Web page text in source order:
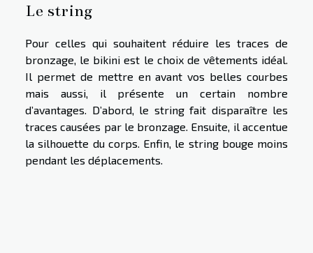
Le string
Pour celles qui souhaitent réduire les traces de
bronzage, le bikini est le choix de vêtements idéal.
Il permet de mettre en avant vos belles courbes
mais aussi, il présente un certain nombre
d’avantages. D’abord, le string fait disparaître les
traces causées par le bronzage. Ensuite, il accentue
la silhouette du corps. Enfin, le string bouge moins
pendant les déplacements.